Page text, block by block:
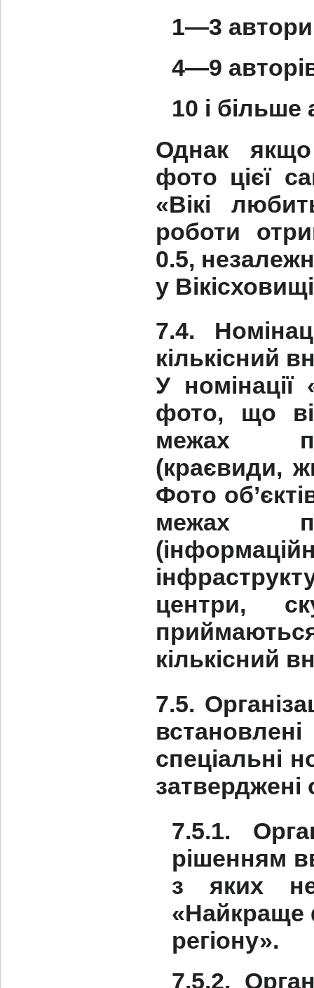
1—3
4—9
10 і
Однак якщо
фото цієї
«Вікі
роботи
0.5,
у
7.4.
кількісний
У номінації
фото, що
межах
(краєвиди,
Фото
межах
центри,
кількісний
7.5.
спеціальні
затверджені
7.5.1.
рішенням
з яких не
«Найкраще
регіону».
7.5.2.